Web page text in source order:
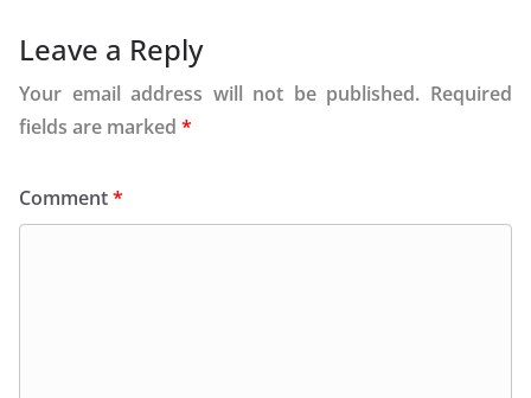
Leave a Reply
Your email address will not be published. Required
fields are marked *
Comment*